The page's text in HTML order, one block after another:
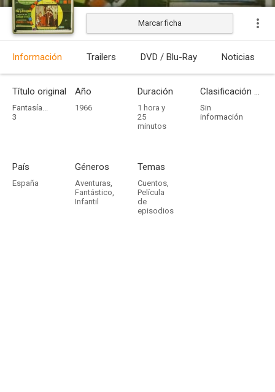
Estrenada
Marcar ficha
Información Trailers DVD / Blu-Ray Noticias
Título original
Fantasía...
3
Año
1966
Duración
1 hora y
25
minutos
Clasificación por edades
Sin
información
País
España
Géneros
Aventuras,
Fantástico,
Infantil
Temas
Cuentos,
Película
de
episodios